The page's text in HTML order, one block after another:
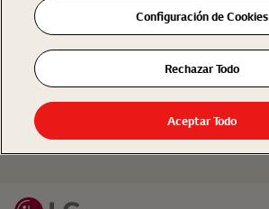
Configuración de Cookies
Rechazar Todo
Aceptar Todo